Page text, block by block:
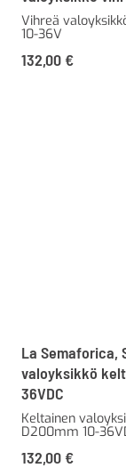
Vihreä
10-36V
132,00 €
La Semaforica,
valoyksikkö
36VDC
Keltainen
D200mm 10-
132,00 €